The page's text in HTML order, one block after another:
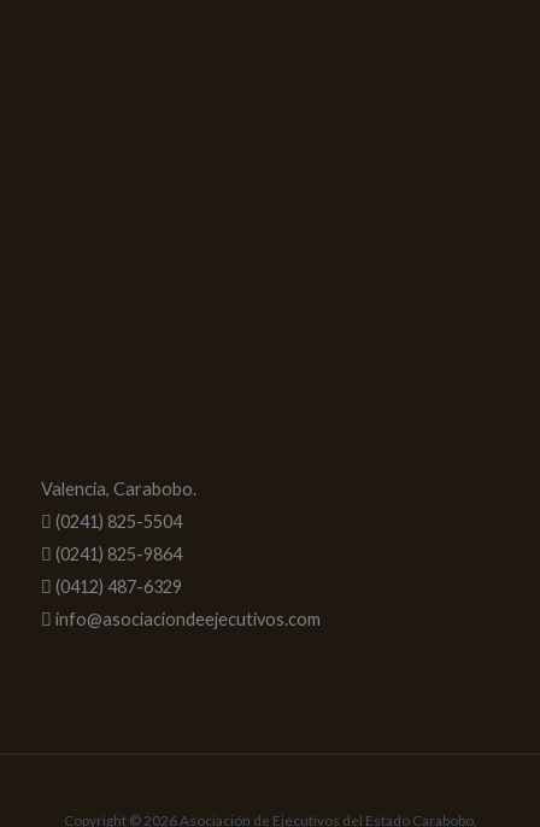
Valencia, Carabobo.
(0241) 825-5504
(0241) 825-9864
(0412) 487-6329
info@asociaciondeejecutivos.com
Copyright © 2026 Asociación de Ejecutivos del Estado Carabobo,